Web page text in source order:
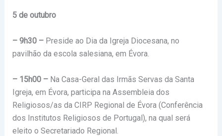
5 de outubro
– 9h30 –Preside ao Dia da Igreja Diocesana, no
pavilhão da escola salesiana, em Évora.
– 15h00 –Na Casa-Geral das Irmãs Servas da Santa
Igreja, em Évora, participa na Assembleia dos
Religiosos/as da CIRP Regional de Évora (Conferência
dos Institutos Religiosos de Portugal), na qual será
eleito o Secretariado Regional.